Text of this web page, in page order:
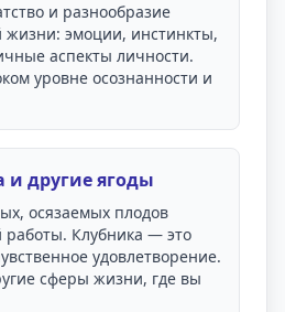
и разнообразие
эмоции, инстинкты,
аспекты личности.
уровне осознанности и
и другие ягоды
осязаемых плодов
Клубника — это
удовлетворение.
сферы жизни, где вы